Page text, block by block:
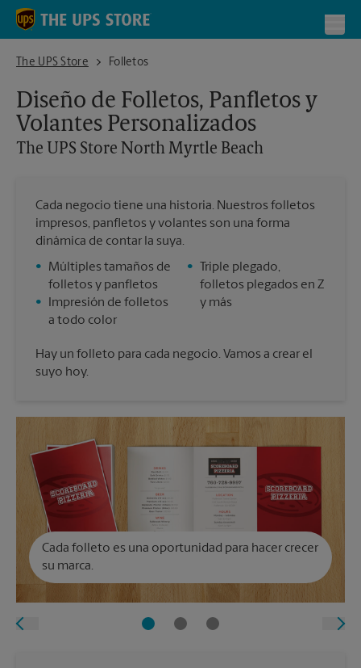
Skip to content
Return to Nav
The UPS Store
The UPS Store North Myrtle Beach
Folletos
Diseño de Folletos, Panfletos y
Volantes Personalizados
The UPS Store North Myrtle Beach
Cada negocio tiene una historia. Nuestros folletos
impresos, panfletos y volantes son una forma
dinámica de contar la suya.
•
Múltiples tamaños de
folletos y panfletos
•
Impresión de folletos
a todo color
•
Triple plegado,
folletos plegados en Z
y más
Hay un folleto para cada negocio. Vamos a crear el
suyo hoy.
Cada folleto es una oportunidad para hacer crecer
su marca.